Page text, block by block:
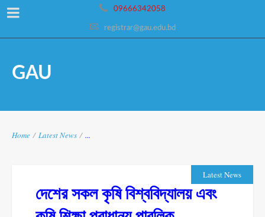
09666342058
registrar@gau.edu.bd
GAU
Home / Latest News / ...
Latest News
দেশের সকল কৃষি বিশ্ববিদ্যালয় এবং